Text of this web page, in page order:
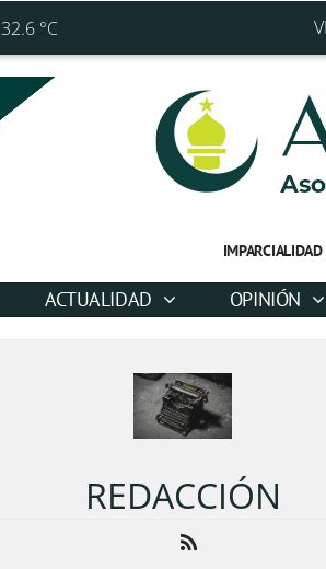
32.6 °C
ACTUALIDAD OPINIÓN
REDACCIÓN